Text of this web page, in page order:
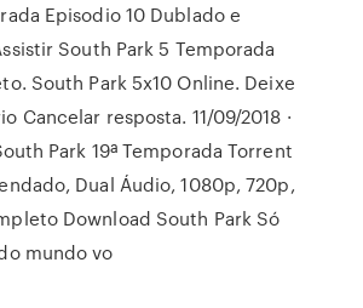
Episodio 10 Dublado e
South Park 5 Temporada
South Park 5x10 Online. Deixe
Cancelar resposta. 11/09/2018 ·
Park 19ª Temporada Torrent
Dual Áudio, 1080p, 720p,
Download South Park Só
mundo vo